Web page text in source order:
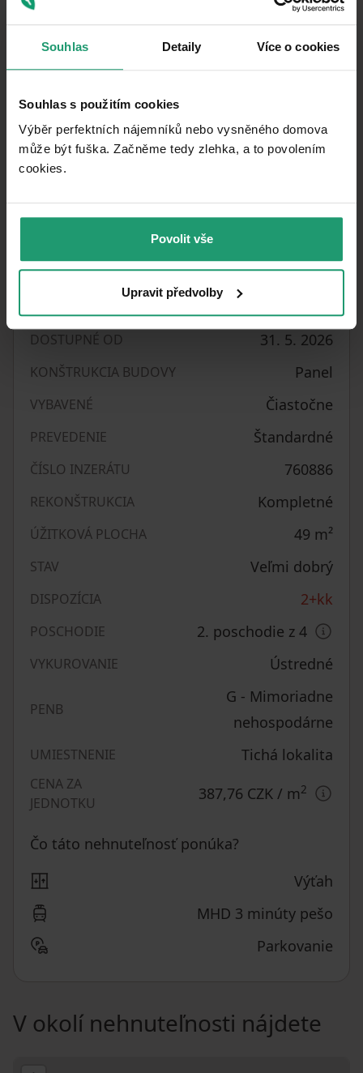
Souhlas Detaily Více o cookies
Souhlas s použitím cookies
Výběr perfektních nájemníků nebo vysněného domova
může být fuška. Začněme tedy zlehka, a to povolením
cookies.​
Povolit vše
Upravit předvolby
energie a vodu 4 000 Kč.
Neváhejte se ozvat. Rád zodpovím veškeré
dotazy nebo se s vámi sejdu na osobní
prohlídce.
Byt je k nastěhování ihned na dobu min. 1 roku.
Parametre nehnuteľnosti
DOSTUPNÉ OD 31. 5. 2026
KONŠTRUKCIA BUDOVY Panel
VYBAVENÉ Čiastočne
PREVEDENIE Štandardné
ČÍSLO INZERÁTU 760886
REKONŠTRUKCIA Kompletné
ÚŽITKOVÁ PLOCHA 49 m²
STAV Veľmi dobrý
DISPOZÍCIA 2+kk
POSCHODIE 2. poschodie z 4
VYKUROVANIE Ústredné
PENB
G - Mimoriadne
nehospodárne
UMIESTNENIE Tichá lokalita
CENA ZA
JEDNOTKU
387,76 CZK / m2
Čo táto nehnuteľnosť ponúka?
Výťah
MHD 3 minúty pešo
Parkovanie
V okolí nehnuteľnosti nájdete